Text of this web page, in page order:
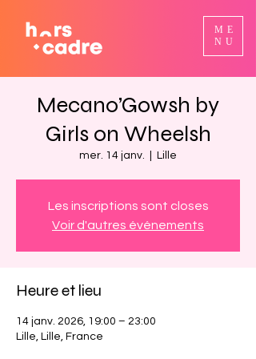
ME
NU
Mecano’Gowsh by
Girls on Wheelsh
mer. 14 janv. Lille
Les inscriptions sont closes
Voir d'autres événements
Heure et lieu
14 janv. 2026, 19:00 – 23:00
Lille, Lille, France